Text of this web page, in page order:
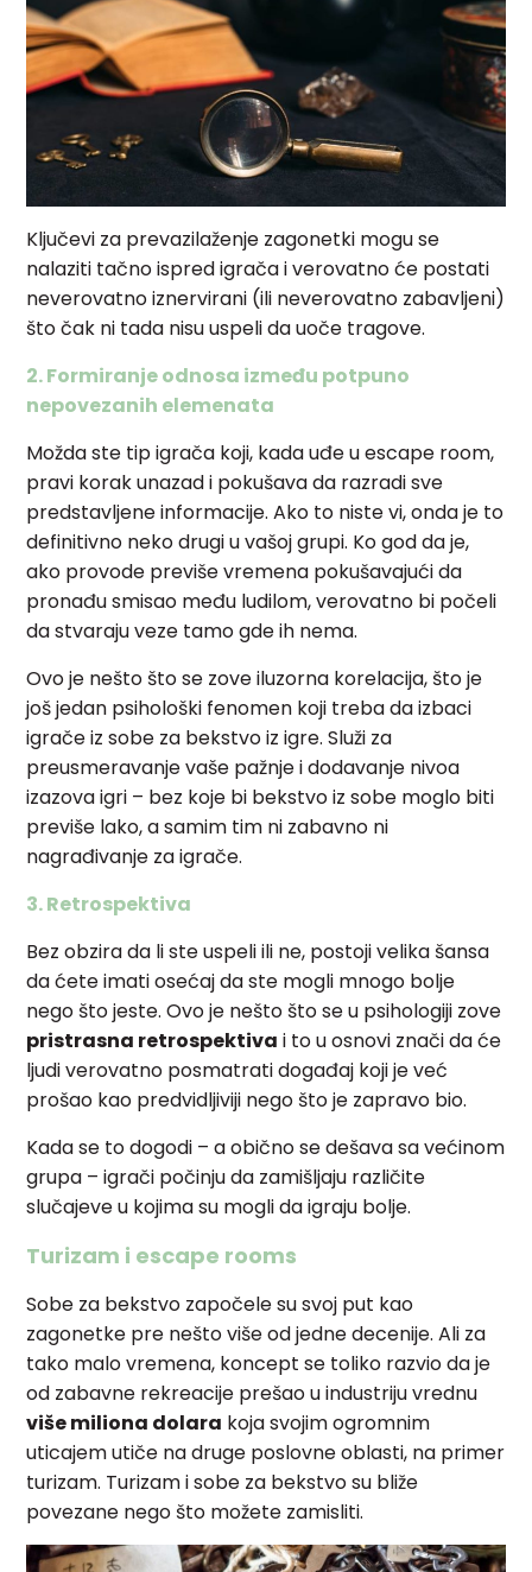
Ključevi za prevazilaženje zagonetki mogu se
nalaziti tačno ispred igrača i verovatno će postati
neverovatno iznervirani (ili neverovatno zabavljeni)
što čak ni tada nisu uspeli da uoče tragove.
2. Formiranje odnosa između potpuno
nepovezanih elemenata
Možda ste tip igrača koji, kada uđe u escape room,
pravi korak unazad i pokušava da razradi sve
predstavljene informacije. Ako to niste vi, onda je to
definitivno neko drugi u vašoj grupi. Ko god da je,
ako provode previše vremena pokušavajući da
pronađu smisao među ludilom, verovatno bi počeli
da stvaraju veze tamo gde ih nema.
Ovo je nešto što se zove iluzorna korelacija, što je
još jedan psihološki fenomen koji treba da izbaci
igrače iz sobe za bekstvo iz igre. Služi za
preusmeravanje vaše pažnje i dodavanje nivoa
izazova igri – bez koje bi bekstvo iz sobe moglo biti
previše lako, a samim tim ni zabavno ni
nagrađivanje za igrače.
3. Retrospektiva
Bez obzira da li ste uspeli ili ne, postoji velika šansa
da ćete imati osećaj da ste mogli mnogo bolje
nego što jeste. Ovo je nešto što se u psihologiji zove
pristrasna retrospektiva i to u osnovi znači da će
ljudi verovatno posmatrati događaj koji je već
prošao kao predvidljiviji nego što je zapravo bio.
Kada se to dogodi – a obično se dešava sa većinom
grupa – igrači počinju da zamišljaju različite
slučajeve u kojima su mogli da igraju bolje.
Turizam i escape rooms
Sobe za bekstvo započele su svoj put kao
zagonetke pre nešto više od jedne decenije. Ali za
tako malo vremena, koncept se toliko razvio da je
od zabavne rekreacije prešao u industriju vrednu
više miliona dolara koja svojim ogromnim
uticajem utiče na druge poslovne oblasti, na primer
turizam. Turizam i sobe za bekstvo su bliže
povezane nego što možete zamisliti.